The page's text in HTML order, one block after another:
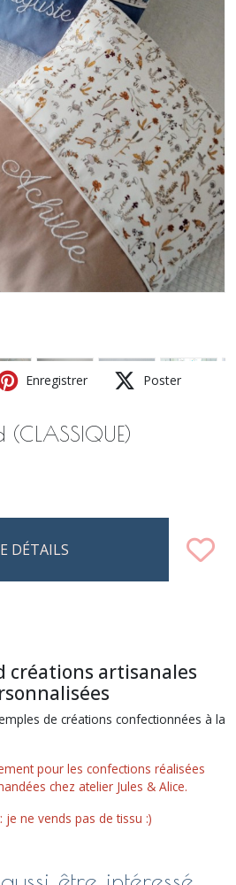
Enregistrer Poster
DÉTAILS
créations artisanales
de créations confectionnées à la
pour les confections réalisées
chez atelier Jules & Alice.
je ne vends pas de tissu :)